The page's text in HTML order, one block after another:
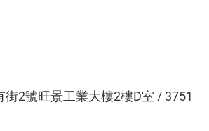
街2號旺景工業大樓2樓D室 / 3751